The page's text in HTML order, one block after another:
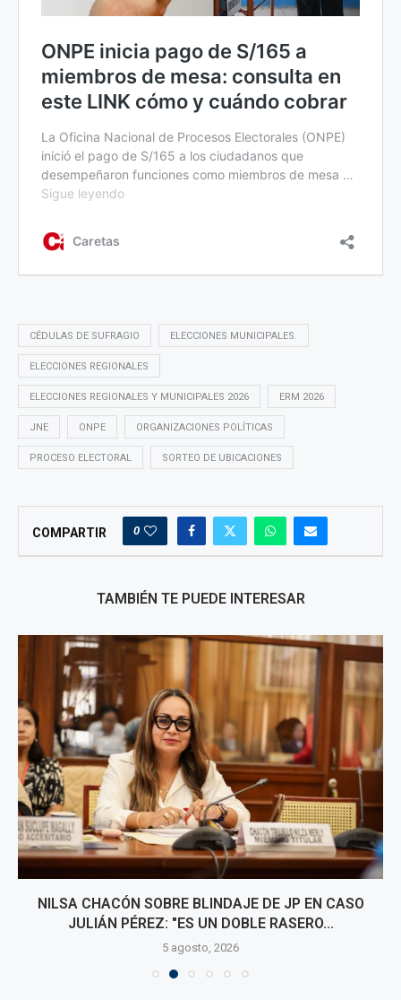
CÉDULAS DE SUFRAGIO ELECCIONES MUNICIPALES.
ELECCIONES REGIONALES
ELECCIONES REGIONALES Y MUNICIPALES 2026 ERM 2026
JNE ONPE ORGANIZACIONES POLÍTICAS
PROCESO ELECTORAL SORTEO DE UBICACIONES
COMPARTIR 0
TAMBIÉN TE PUEDE INTERESAR
NILSA CHACÓN SOBRE BLINDAJE DE JP EN CASO
JULIÁN PÉREZ: "ES UN DOBLE RASERO...
5 agosto, 2026